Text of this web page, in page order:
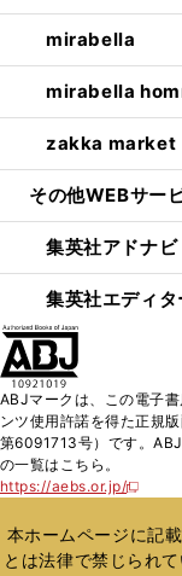
mirabella
mirabella
zakka market
その他WEBサー
集英社アドナビ
集英社エディ
ABJマークは、この電子
ンツ使用許諾を得た正規
第6091713号）です。
の一覧はこちら。
https://aebs.or.jp/
新
い
ウ
ィ
本ホームページに記
とは法律で禁じられ